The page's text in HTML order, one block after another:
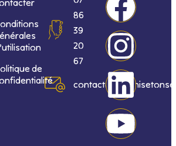
de
86
39
20
67
a
c
e
b
n
s
t
a
i
n
k
e
o
u
t
u